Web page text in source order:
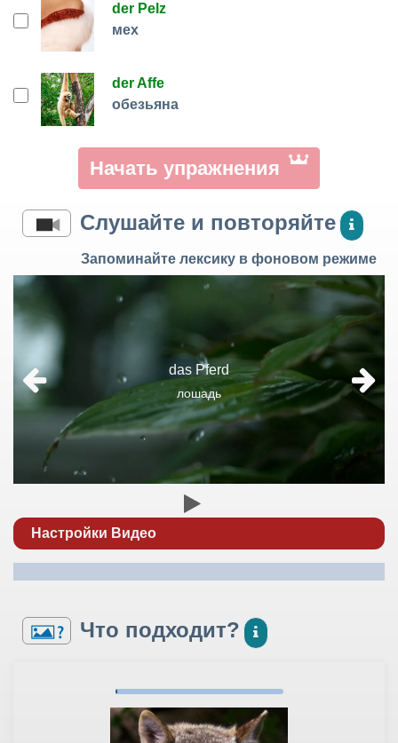
der Pelz
мех
der Affe
обезьяна
Начать упражнения
Слушайте и повторяйте
Запоминайте лексику в фоновом режиме
das Pferd
лошадь
Настройки Видео
Что подходит?